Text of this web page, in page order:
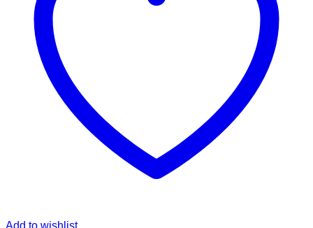
Add to wishlist